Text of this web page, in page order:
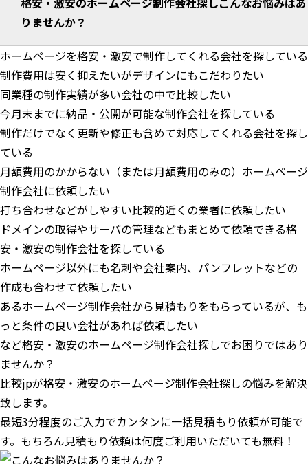
りませんか？
ホームページを格安・激安で制作してくれる会社を探している
制作費用は安く抑えたいがデザインにもこだわりたい
同業種の制作実績が多い会社の中で比較したい
今月末までに納品・公開が可能な制作会社を探している
制作だけでなく更新や修正も含めて対応してくれる会社を探し
ている
月額費用のかからない（または月額費用のみの）ホームページ
制作会社に依頼したい
打ち合わせなどがしやすい比較的近くの業者に依頼したい
ドメインの取得やサーバの管理などもまとめて依頼できる格
安・激安の制作会社を探している
ホームページ以外にも名刺や会社案内、パンフレットなどの
作成も合わせて依頼したい
あるホームページ制作会社から見積もりをもらっているが、も
っと条件の良い会社があれば依頼したい
など格安・激安のホームページ制作会社探しでお困りではあり
ませんか？
比較jpが格安・激安のホームページ制作会社探しの悩みを解決
致します。
最短3分程度のご入力でカンタンに一括見積もり依頼が可能で
す。もちろん見積もり依頼は何度ご利用いただいても無料！